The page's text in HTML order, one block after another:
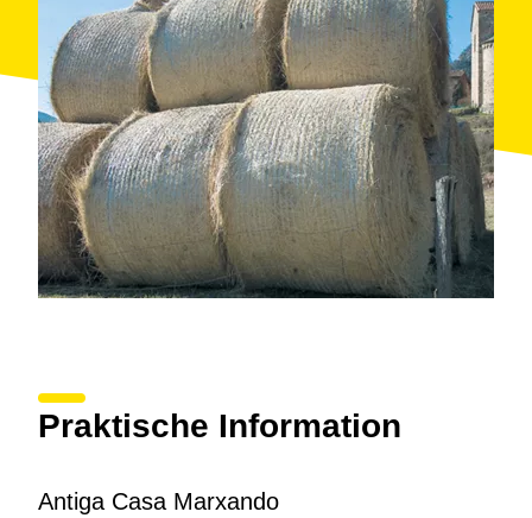
Praktische Information
Antiga Casa Marxando